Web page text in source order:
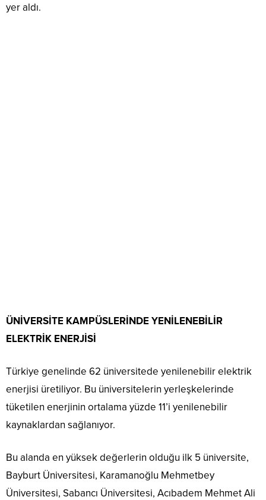
yer aldı.
ÜNİVERSİTE KAMPÜSLERİNDE YENİLENEBİLİR
ELEKTRİK ENERJİSİ
Türkiye genelinde 62 üniversitede yenilenebilir elektrik
enerjisi üretiliyor. Bu üniversitelerin yerleşkelerinde
tüketilen enerjinin ortalama yüzde 11’i yenilenebilir
kaynaklardan sağlanıyor.
Bu alanda en yüksek değerlerin olduğu ilk 5 üniversite,
Bayburt Üniversitesi, Karamanoğlu Mehmetbey
Üniversitesi, Sabancı Üniversitesi, Acıbadem Mehmet Ali